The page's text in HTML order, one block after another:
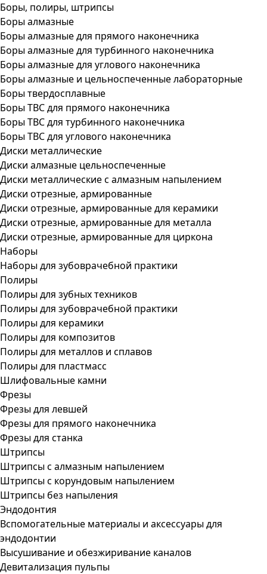
Боры, полиры, штрипсы
Боры алмазные
Боры алмазные для прямого наконечника
Боры алмазные для турбинного наконечника
Боры алмазные для углового наконечника
Боры алмазные и цельноспеченные лабораторные
Боры твердосплавные
Боры ТВС для прямого наконечника
Боры ТВС для турбинного наконечника
Боры ТВС для углового наконечника
Диски металлические
Диски алмазные цельноспеченные
Диски металлические с алмазным напылением
Диски отрезные, армированные
Диски отрезные, армированные для керамики
Диски отрезные, армированные для металла
Диски отрезные, армированные для циркона
Наборы
Наборы для зубоврачебной практики
Полиры
Полиры для зубных техников
Полиры для зубоврачебной практики
Полиры для керамики
Полиры для композитов
Полиры для металлов и сплавов
Полиры для пластмасс
Шлифовальные камни
Фрезы
Фрезы для левшей
Фрезы для прямого наконечника
Фрезы для станка
Штрипсы
Штрипсы c алмазным напылением
Штрипсы c корундовым напылением
Штрипсы без напыления
Эндодонтия
Вспомогательные материалы и аксессуары для
эндодонтии
Высушивание и обезжиривание каналов
Девитализация пульпы